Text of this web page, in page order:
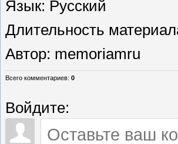
Язык: Русский
Длительность
Автор: memoriamru
Всего комментариев: 0
Войдите: